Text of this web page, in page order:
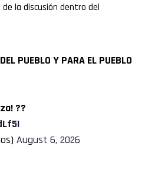
la discusión dentro del
PUEBLO Y PARA EL PUEBLO
??
August 6, 2026